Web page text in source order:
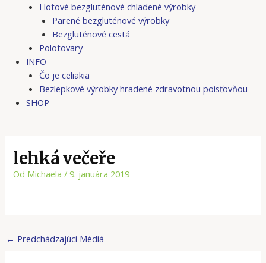
Hotové bezgluténové chladené výrobky
Parené bezgluténové výrobky
Bezgluténové cestá
Polotovary
INFO
Čo je celiakia
Bezlepkové výrobky hradené zdravotnou poisťovňou
SHOP
lehká večeře
Od Michaela/9. januára 2019
← Predchádzajúci Médiá